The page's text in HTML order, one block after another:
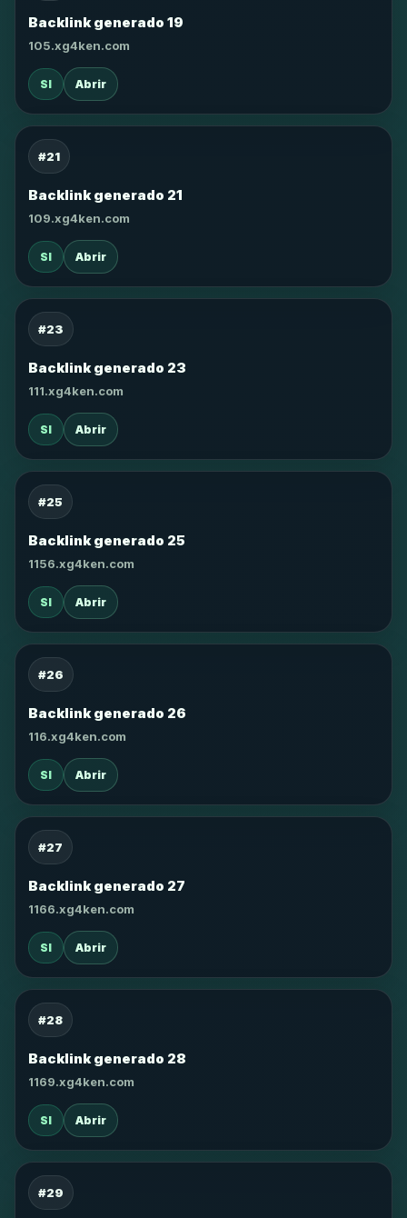
Backlink generado 19
105.xg4ken.com
SI Abrir
#21
Backlink generado 21
109.xg4ken.com
SI Abrir
#23
Backlink generado 23
111.xg4ken.com
SI Abrir
#25
Backlink generado 25
1156.xg4ken.com
SI Abrir
#26
Backlink generado 26
116.xg4ken.com
SI Abrir
#27
Backlink generado 27
1166.xg4ken.com
SI Abrir
#28
Backlink generado 28
1169.xg4ken.com
SI Abrir
#29